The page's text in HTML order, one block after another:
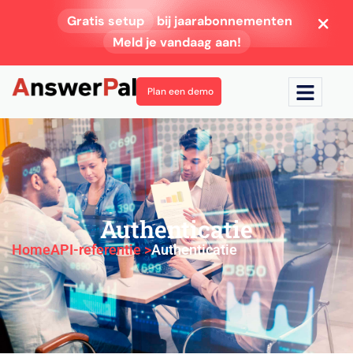
Gratis setup bij jaarabonnementen
Meld je vandaag aan!
Plan een demo
Authenticatie
HomeAPI-referentie >Authenticatie